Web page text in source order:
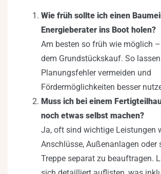
Wie früh sollte ich einen
Energieberater ins Boot holen?
Am besten so früh wie möglich
dem Grundstückskauf. So
Planungsfehler vermeiden und
Fördermöglichkeiten besser
Muss ich bei einem
noch etwas selbst machen?
Ja, oft sind wichtige Leistungen
Anschlüsse, Außenanlagen oder
Treppe separat zu beauftragen.